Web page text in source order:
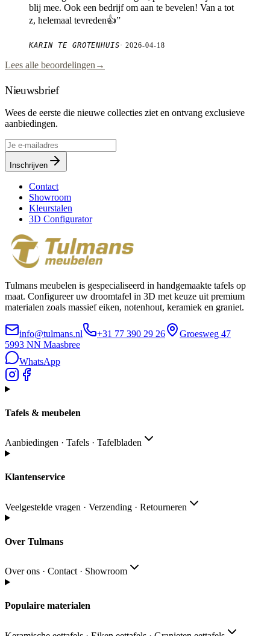
blij mee. Ook een bedrijf om aan te bevelen! Van a tot
z, helemaal tevreden👍”
KARIN TE GROTENHUIS·2026-04-18
Lees alle beoordelingen →
Nieuwsbrief
Wees de eerste die nieuwe collecties ziet en ontvang exclusieve
aanbiedingen.
Inschrijven
Contact
Showroom
Kleurstalen
3D Configurator
Tulmans meubelen is gespecialiseerd in handgemaakte tafels op
maat. Configureer uw droomtafel in 3D met keuze uit premium
materialen zoals massief eiken, notenhout, keramiek en graniet.
info@tulmans.nl +31 77 390 29 26
Groesweg 47
5993 NN Maasbree
WhatsApp
Tafels & meubelen
Aanbiedingen · Tafels · Tafelbladen
Klantenservice
Veelgestelde vragen · Verzending · Retourneren
Over Tulmans
Over ons · Contact · Showroom
Populaire materialen